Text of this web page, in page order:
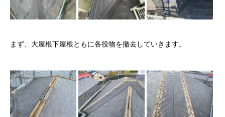
まず、大屋根下屋根ともに各役物を撤去していきます。